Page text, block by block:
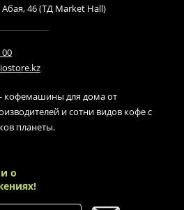
Абая, 46 (ТД Market Hall)
00
кофемашины для дома от
и сотни видов кофе с
планеты.
о